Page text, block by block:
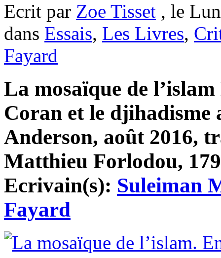
Ecrit par Zoe Tisset , le
dans Essais, Les Livres,
Fayard
La mosaïque de
Coran et le djihadisme
Anderson, août 2016,
Matthieu Forlodou,
Ecrivain(s): Suleiman
Fayard